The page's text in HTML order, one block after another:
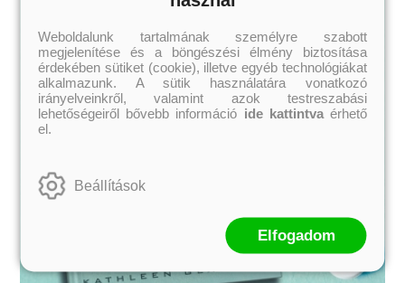
Weboldalunk tartalmának személyre szabott
megjelenítése és a böngészési élmény biztosítása
érdekében sütiket (cookie), illetve egyéb technológiákat
alkalmazunk. A sütik használatára vonatkozó
irányelveinkről, valamint azok testreszabási
lehetőségeiről bővebb információ ide kattintvaérhető
el.
Beállítások
Elfogadom